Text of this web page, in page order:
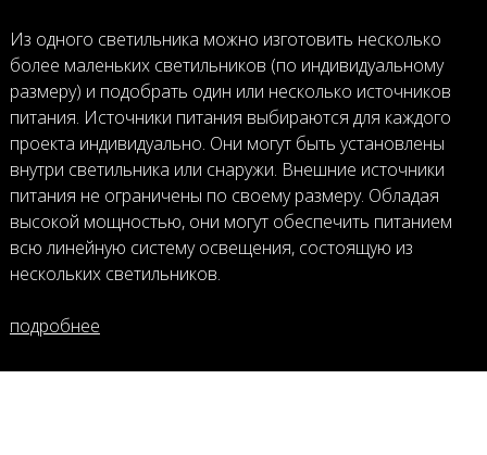
Из одного светильника можно изготовить несколько
более маленьких светильников (по индивидуальному
размеру) и подобрать один или несколько источников
питания. Источники питания выбираются для каждого
проекта индивидуально. Они могут быть установлены
внутри светильника или снаружи. Внешние источники
питания не ограничены по своему размеру. Обладая
высокой мощностью, они могут обеспечить питанием
всю линейную систему освещения, состоящую из
нескольких светильников.
подробнее